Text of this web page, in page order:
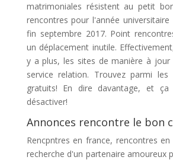
matrimoniales résistent au petit
rencontres pour l'année universitaire
fin septembre 2017. Point
un déplacement inutile.
y a plus, les sites de manière à jour
service relation. Trouvez parmi
gratuits! En dire davantage, et
désactiver!
Annonces rencontre le bon
Rencpntres en france, rencontres
recherche d'un partenaire amoureux